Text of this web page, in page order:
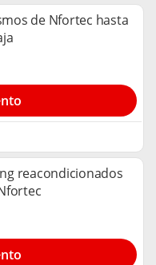
de Nfortec hasta
reacondicionados